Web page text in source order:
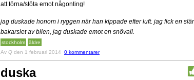
att törna/stöta emot någonting!
jag duskade honom i ryggen när han kippade efter luft. jag fick en
bakarslet av bilen, jag duskade emot en snövall.
stockholm
äldre
Av Q den 1 februari 2014 0 kommentarer
duska